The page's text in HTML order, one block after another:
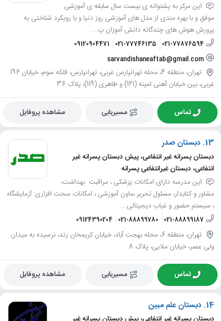
این مرکز به پشتوانه ی بیست سال سابقه ی آموزشی
موفق و با بهره مندی از مدل های آموزشی روز دنیا و با رویکرد شناختی به
پرورش هوش های چندگانه دانش آموزان پ...
021-77876594
021-77746135
09120904471
sarvandishaneaftab@gmail.com
تهران، منطقه 4، محله تهرانپارس غربی، تهرانپارس، فلکه سوم، خیابان 196
غربی، بین خیابان آهنی امینه (121) و طاهری (119)، پلاک 36
تماس مسیریابی مشاهده پروفایل
13. دبستان صدر
دبستان پسرانه غیر انتفاعی، پیش دبستان پسرانه غیر
انتفاعی، دبستان غیرانتفاعی پسرانه
این مدرسه دارای امکانات پزشکی ، مراقبت بهداشت،
مشاور و کتابدار، مسئول تحریر ،ماون آموزشی ، امکانات سخت افزاری: آزمایشگاه
، سیستم حضور و غیاب دیجیتالی...
021-88899187
021-88899780
09124390204
تهران، منطقه 6، محله بهجت آباد، خیابان کریمخان زند، نرسیده به میدان
ولی عصر، خیابان ملایی، پلاک 8
تماس مسیریابی مشاهده پروفایل
14. دبستان علم مبین